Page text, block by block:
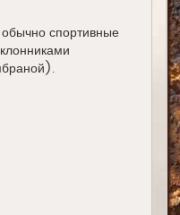
спортивные